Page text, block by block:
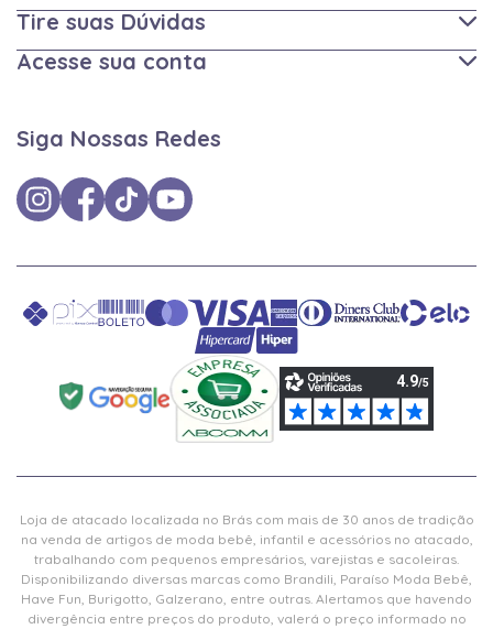
Tire suas Dúvidas
Acesse sua conta
Siga Nossas Redes
Loja de atacado localizada no Brás com mais de 30 anos de tradição
na venda de artigos de moda bebê, infantil e acessórios no atacado,
trabalhando com pequenos empresários, varejistas e sacoleiras.
Disponibilizando diversas marcas como Brandili, Paraíso Moda Bebê,
Have Fun, Burigotto, Galzerano, entre outras. Alertamos que havendo
divergência entre preços do produto, valerá o preço informado no